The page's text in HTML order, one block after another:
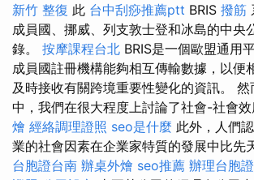
新竹 整復 此 台中刮痧推薦ptt BRIS 撥筋
成員國、挪威、列支敦士登和冰島的中央
錄。 按摩課程台北 BRIS是一個歐盟通用
成員國註冊機構能夠相互傳輸數據，以便
及時接收有關跨境重要性變化的資訊。
中，我們在很大程度上討論了社會-社會效
燴 經絡調理證照 seo是什麼 此外，人們
業的社會因素在企業家特質的發展中比先
台胞證台南 辦桌外燴 seo推薦 辦理台胞證